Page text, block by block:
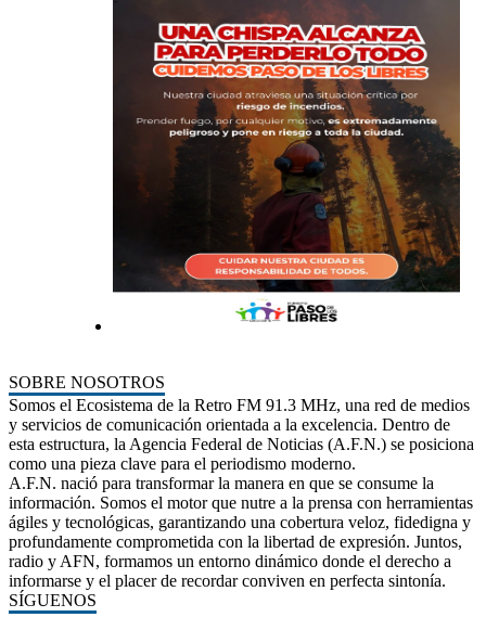
SOBRE NOSOTROS
Somos el Ecosistema de la Retro FM 91.3 MHz, una red de medios
y servicios de comunicación orientada a la excelencia. Dentro de
esta estructura, la Agencia Federal de Noticias (A.F.N.) se posiciona
como una pieza clave para el periodismo moderno.
A.F.N. nació para transformar la manera en que se consume la
información. Somos el motor que nutre a la prensa con herramientas
ágiles y tecnológicas, garantizando una cobertura veloz, fidedigna y
profundamente comprometida con la libertad de expresión. Juntos,
radio y AFN, formamos un entorno dinámico donde el derecho a
informarse y el placer de recordar conviven en perfecta sintonía.
SÍGUENOS